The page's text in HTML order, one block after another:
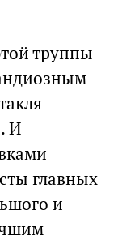
труппы
И
главных
и